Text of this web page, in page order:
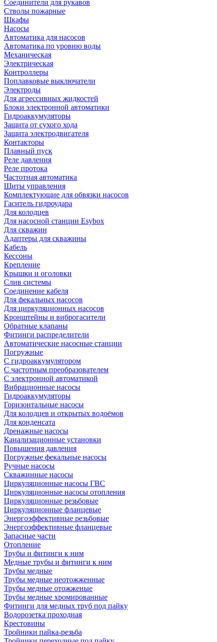
Соединители для рукавов
Стволы пожарные
Шкафы
Насосы
Автоматика для насосов
Автоматика по уровню воды
Механическая
Электрическая
Контроллеры
Поплавковые выключатели
Электроды
Для агрессивных жидкостей
Блоки электронной автоматики
Гидроаккумуляторы
Защита от сухого хода
Защита электродвигателя
Контакторы
Плавный пуск
Реле давления
Реле протока
Частотная автоматика
Щиты управления
Комплектующие для обвязки насосов
Гаситель гидроудара
Для колодцев
Для насосной станции Esybox
Для скважин
Адаптеры для скважины
Кабель
Кессоны
Крепление
Крышки и оголовки
Слив системы
Соединение кабеля
Для фекальных насосов
Для циркуляционных насосов
Кронштейны и виброгасители
Обратные клапаны
Фитинги распределители
Автоматические насосные станции
Погружные
С гидроаккумулятором
С частотным преобразователем
С электронной автоматикой
Вибрационные насосы
Гидроаккумуляторы
Горизонтальные насосы
Для колодцев и открытых водоёмов
Для конденсата
Дренажные насосы
Канализационные установки
Повышения давления
Погружные фекальные насосы
Ручные насосы
Скважинные насосы
Циркуляционные насосы ГВС
Циркуляционные насосы отопления
Циркуляционные резьбовые
Циркуляционные фланцевые
Энергоэффективные резьбовые
Энергоэффективные фланцевые
Запасные части
Отопление
Трубы и фитинги к ним
Медные трубы и фитинги к ним
Трубы медные
Трубы медные неотожженные
Трубы медные отожженые
Трубы медные хромированные
Фитинги для медных труб под пайку
Водорозетка проходная
Крестовины
Тройники пайка-резьба